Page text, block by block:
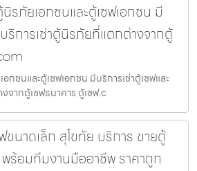
รภัยเอกชนและตู้เซฟเอกชน มี
ริการเช่าตู้นิรภัยที่แตกต่างจากตู้
ชนและตู้เซฟเอกชน มีบริการเช่าตู้เซฟและ
จากตู้เซฟธนาคาร ตู้เซฟ.c
นาดเล็ก สุโขทัย บริการ ขายตู้
ร้อมทีมงานมืออาชีพ ราคาถูก